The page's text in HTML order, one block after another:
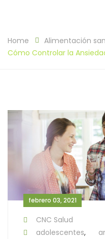
Home
Alimentación
Cómo Controlar la
febrero 03, 2021
CNC Salud
adolescentes,